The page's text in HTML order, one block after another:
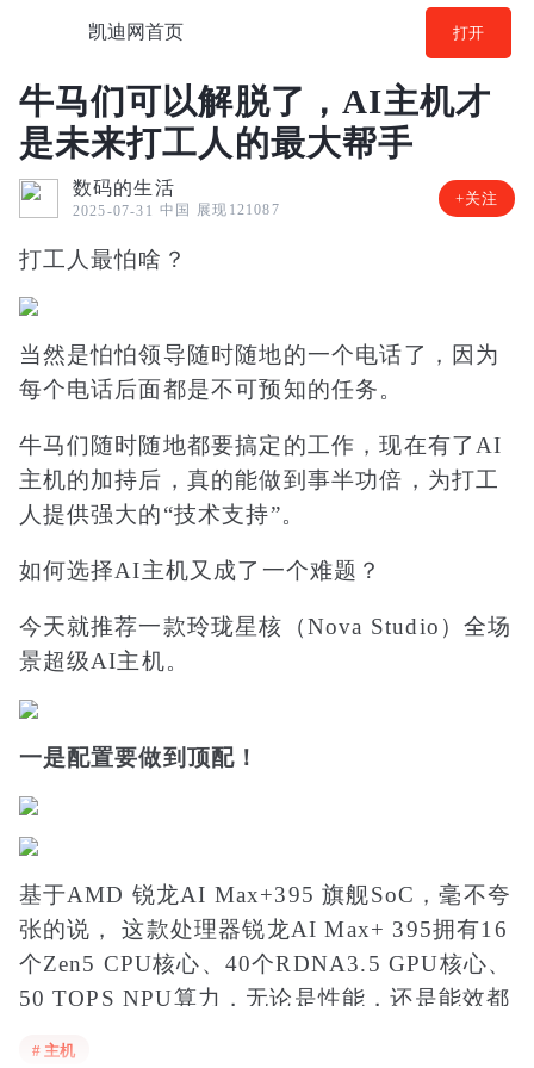
凯迪网首页 打开
牛马们可以解脱了，AI主机才
是未来打工人的最大帮手
数码的生活
2025-07-31 中国 展现121087
+关注
打工人最怕啥？
当然是怕怕领导随时随地的一个电话了，因为
每个电话后面都是不可预知的任务。
牛马们随时随地都要搞定的工作，现在有了AI
主机的加持后，真的能做到事半功倍，为打工
人提供强大的“技术支持”。
如何选择AI主机又成了一个难题？
今天就推荐一款玲珑星核（Nova Studio）全场
景超级AI主机。
一是配置要做到顶配！
基于AMD 锐龙AI Max+395 旗舰SoC，毫不夸
张的说， 这款处理器锐龙AI Max+ 395拥有16
个Zen5 CPU核心、40个RDNA3.5 GPU核心、
50 TOPS NPU算力，无论是性能，还是能效都
# 主机